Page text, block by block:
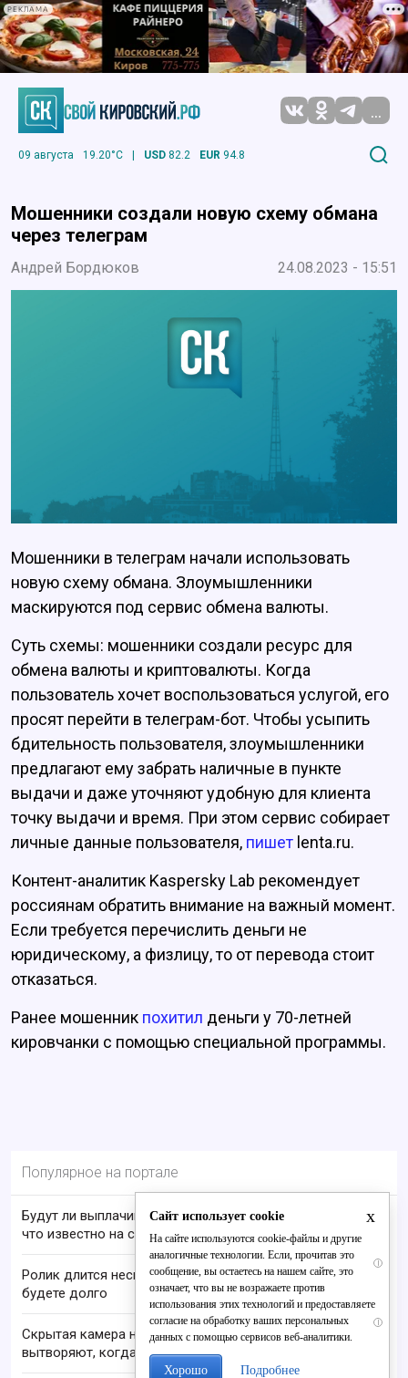
РЕКЛАМА
...
09 августа 19.20°C | USD 82.2 EUR 94.8
Мошенники создали новую схему обмана
через телеграм
Андрей Бордюков 24.08.2023 - 15:51
Мошенники в телеграм начали использовать
новую схему обмана. Злоумышленники
маскируются под сервис обмена валюты.
Суть схемы: мошенники создали ресурс для
обмена валюты и криптовалюты. Когда
пользователь хочет воспользоваться услугой, его
просят перейти в телеграм-бот. Чтобы усыпить
бдительность пользователя, злоумышленники
предлагают ему забрать наличные в пункте
выдачи и даже уточняют удобную для клиента
точку выдачи и время. При этом сервис собирает
личные данные пользователя, пишет lenta.ru.
Контент-аналитик Kaspersky Lab рекомендует
россиянам обратить внимание на важный момент.
Если требуется перечислить деньги не
юридическому, а физлицу, то от перевода стоит
отказаться.
Ранее мошенник похитил деньги у 70-летней
кировчанки с помощью специальной программы.
Популярное на портале
Будут ли выплачивать 13-ю пенсию в 2026 году:
что известно на сегодня
i
Ролик длится несколько секунд, а смеяться вы
будете долго
i
Скрытая камера на пляже Крыма: Что люди
вытворяют, когда их не видят...
x
Сайт использует cookie
На сайте используются cookie-файлы и другие
аналогичные технологии. Если, прочитав это
сообщение, вы остаетесь на нашем сайте, это
означает, что вы не возражаете против
использования этих технологий и предоставляете
согласие на обработку ваших персональных
данных с помощью сервисов веб-аналитики.
Хорошо Подробнее